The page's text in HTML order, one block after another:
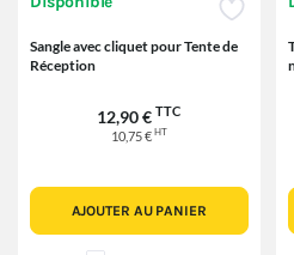
Sangle avec cliquet pour Tente de
Réception
12,90 € TTC
10,75 € HT
AJOUTER AU PANIER